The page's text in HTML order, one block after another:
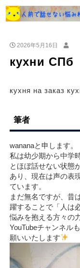
2026年5月16日
кухни СПб
кухня на заказ
筆者
wananaと申します。
私は幼少期から中学
とほぼ話せない状態
あり、現在は声の表
ています。
まだ無名ですが、昔
躍することで「人は
悩みを抱える方々の
YouTubeチャンネル
願いいたします